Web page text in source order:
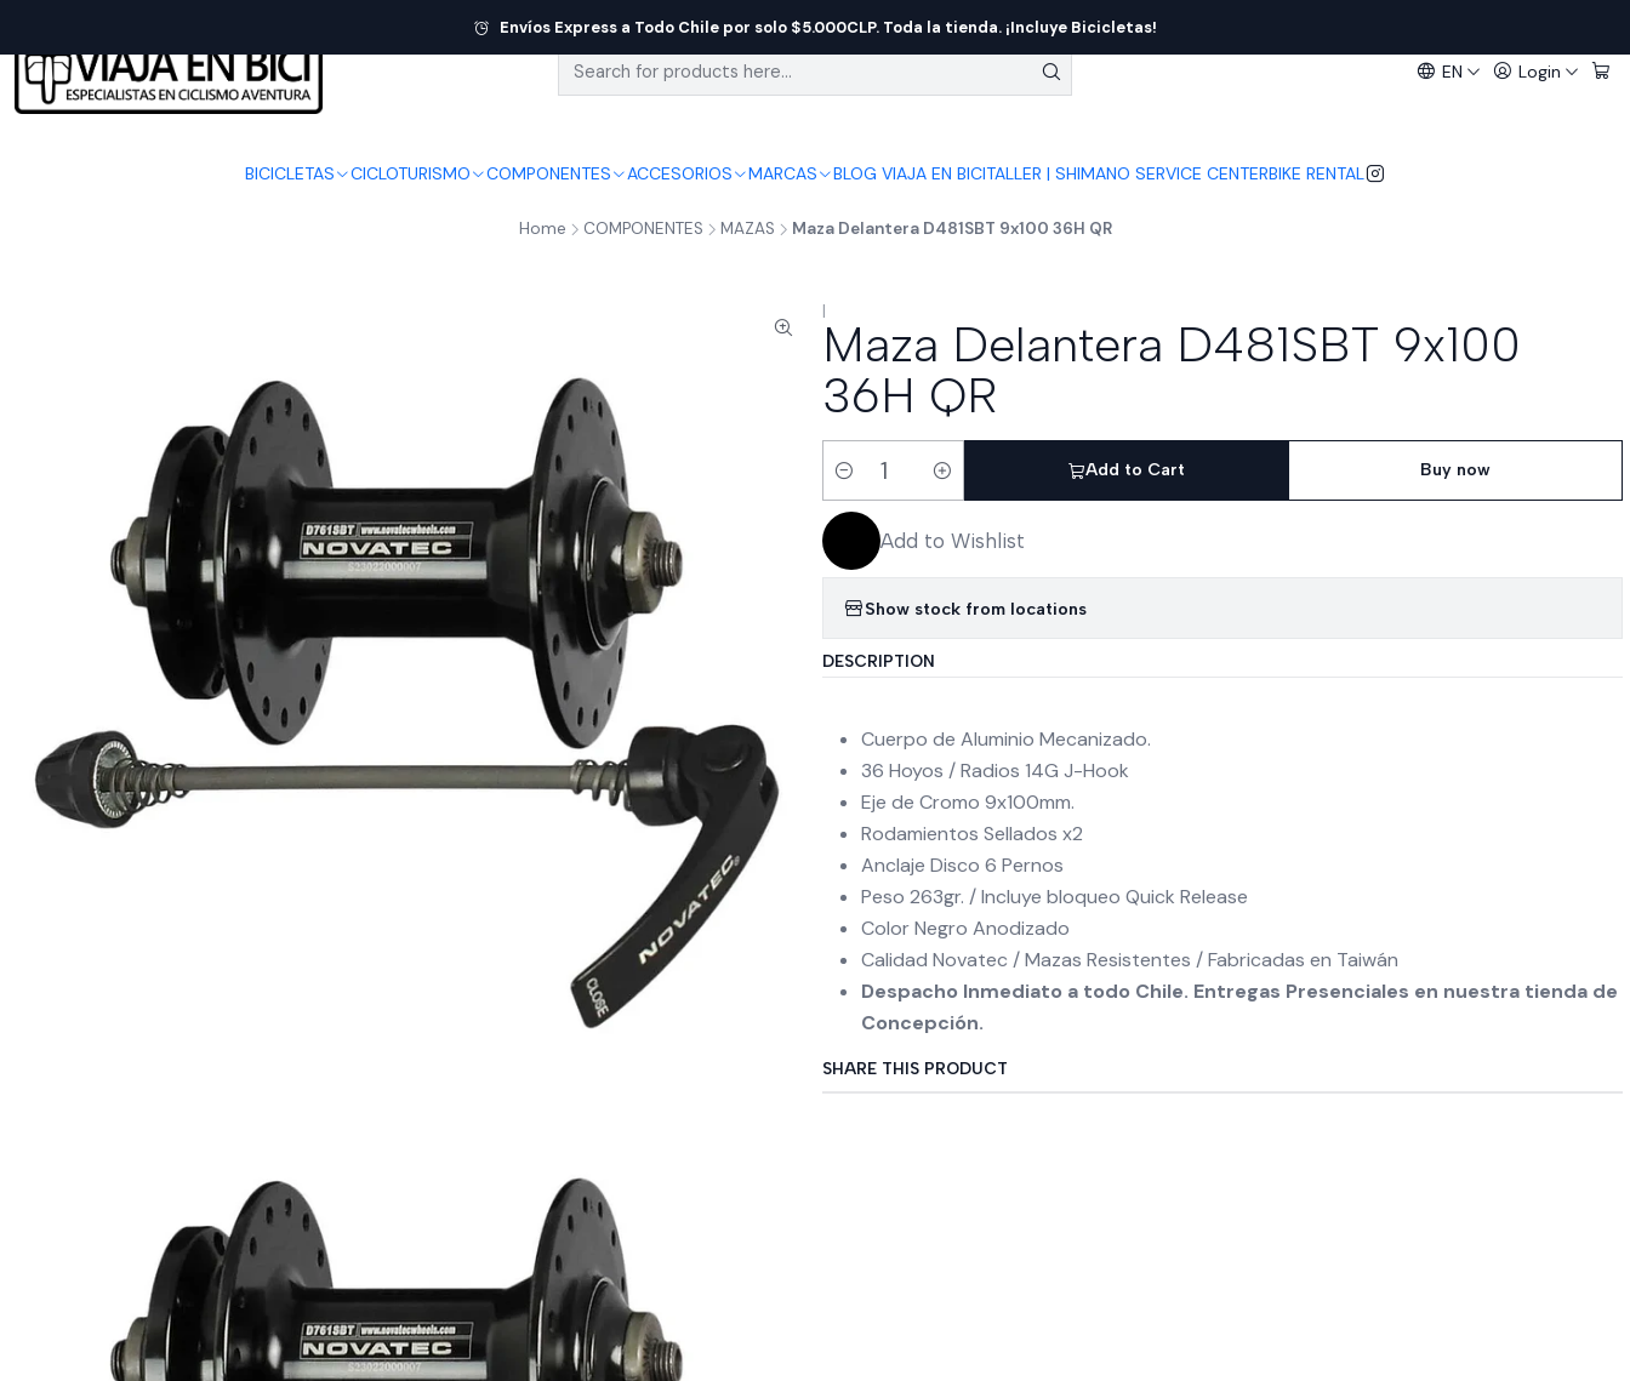
EN Login
BICICLETAS CICLOTURISMO COMPONENTES ACCESORIOS MARCAS BLOG VIAJA EN BICITALLER | SHIMANO SERVICE CENTERBIKE RENTAL
Envíos Express a Todo Chile por solo $5.000CLP. Toda la tienda. ¡Incluye Bicicletas!
Home COMPONENTES MAZAS Maza Delantera D481SBT 9x100 36H QR
|
Maza Delantera D481SBT 9x100
36H QR
Quantity
Add to Cart Buy now
Add to Wishlist
Show stock from locations
DESCRIPTION
Cuerpo de Aluminio Mecanizado.
36 Hoyos / Radios 14G J-Hook
Eje de Cromo 9x100mm.
Rodamientos Sellados x2
Anclaje Disco 6 Pernos
Peso 263gr. / Incluye bloqueo Quick Release
Color Negro Anodizado
Calidad Novatec / Mazas Resistentes / Fabricadas en Taiwán
Despacho Inmediato a todo Chile. Entregas Presenciales en nuestra tienda de
Concepción.
SHARE THIS PRODUCT